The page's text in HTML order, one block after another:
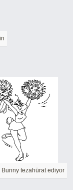
tezahürat ediyor